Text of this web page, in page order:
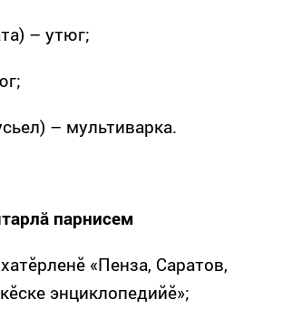
– утюг;
– мультиварка.
парнисем
«Пенза, Саратов,
энциклопедийӗ»;